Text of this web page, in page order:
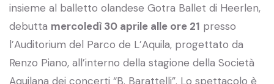
insieme al balletto olandese Gotra Ballet di Heerlen,
debutta mercoledì 30 aprile alle ore 21 presso
l’Auditorium del Parco de L’Aquila, progettato da
Renzo Piano, all’interno della stagione della Società
Aquilana dei concerti “B. Barattelli”. Lo spettacolo è